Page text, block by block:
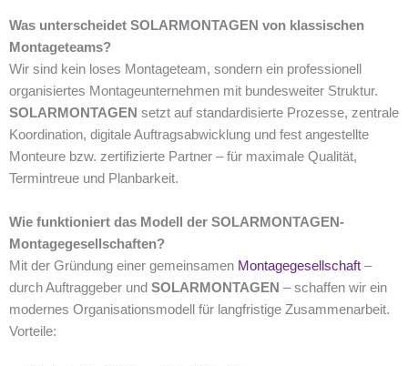
Was unterscheidet SOLARMONTAGEN von klassischen
Montageteams?
Wir sind kein loses Montageteam, sondern ein professionell
organisiertes Montageunternehmen mit bundesweiter Struktur.
SOLARMONTAGEN setzt auf standardisierte Prozesse, zentrale
Koordination, digitale Auftragsabwicklung und fest angestellte
Monteure bzw. zertifizierte Partner – für maximale Qualität,
Termintreue und Planbarkeit.
Wie funktioniert das Modell der SOLARMONTAGEN-
Montagegesellschaften?
Mit der Gründung einer gemeinsamen Montagegesellschaft –
durch Auftraggeber und SOLARMONTAGEN – schaffen wir ein
modernes Organisationsmodell für langfristige Zusammenarbeit.
Vorteile: